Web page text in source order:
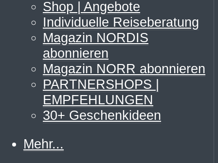
Shop | Angebote
Individuelle Reiseberatung
Magazin NORDIS
abonnieren
Magazin NORR abonnieren
PARTNERSHOPS |
EMPFEHLUNGEN
30+ Geschenkideen
Mehr...